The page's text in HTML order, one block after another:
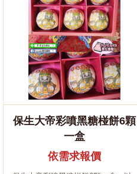
保生大帝彩噴黑糖椪餅6顆
一盒
依需求報價